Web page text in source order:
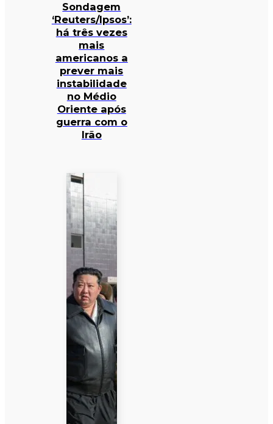
Sondagem
‘Reuters/Ipsos’:
há três vezes
mais
americanos a
prever mais
instabilidade
no Médio
Oriente após
guerra com o
Irão